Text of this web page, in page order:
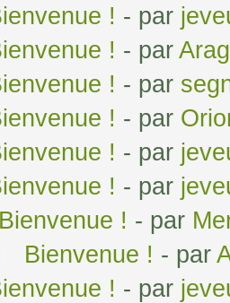
! - par
! - par
! - par
! - par
! - par
! - par
! - par
Bienvenue ! - par
! - par